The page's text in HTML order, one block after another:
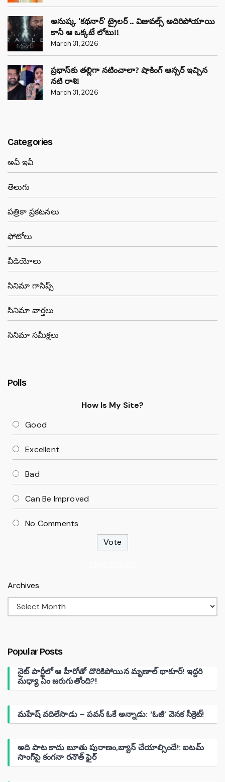
అనుష్క ‘కథనార్’ ట్రైలర్ .. విజువల్స్ అదిరిపోయాయి
కానీ ఆ ఒక్కటే లోటు!!
March 31, 2026
ప్రభాస్‌కు తల్లిగా నటించాలా? షాకింగ్ ఆన్సర్ ఇచ్చిన
నటి రాశి!
March 31, 2026
Categories
అవీ ఇవీ
తెలుగు
పత్రికా ప్రకటనలు
ఫోటోలు
వీడియోలు
సినిమా గాసిప్స్
సినిమా వార్తలు
సినిమా సమీక్షలు
Polls
How Is My Site?
Good
Excellent
Bad
Can Be Improved
No Comments
Archives
Popular Posts
నైట్ పార్టీలో ఆ హీరోతో దొరికిపోయిన మృణాల్ థాకూర్! ఇద్దరి
మధ్యా ఏం జరుగుతోంది?!
మహేష్ వదిలేసాడు – పవన్ ఓకే అన్నాడు: ‘ఓజీ’ వెనక సీక్రెట్!
అది పాట కాదు బూతు పురాణం,బ్యాన్ చేయాల్సిందే!: ఐటమ్
సాంగ్‌పై కంగనా రనౌత్ ఫైర్